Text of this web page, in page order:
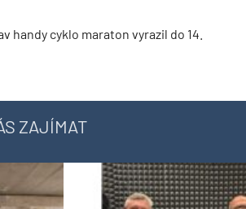
handy cyklo maraton vyrazil do 14.
ZAJÍMAT